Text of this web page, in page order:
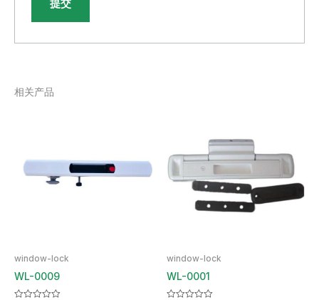
相关产品
window-lock
WL-0009
window-lock
WL-0001